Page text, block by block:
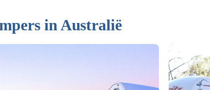
in Australië